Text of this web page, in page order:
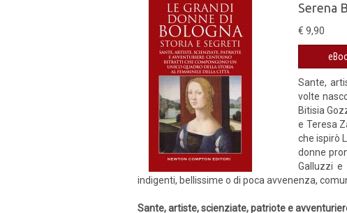
Serena
€ 9,90
Sante,
volte
Bitisia
e Teresa
che ispirò
donne
Galluzzi
indigenti, bellissime o di poca avvenenza,
Sante, artiste, scienziate, patriote e